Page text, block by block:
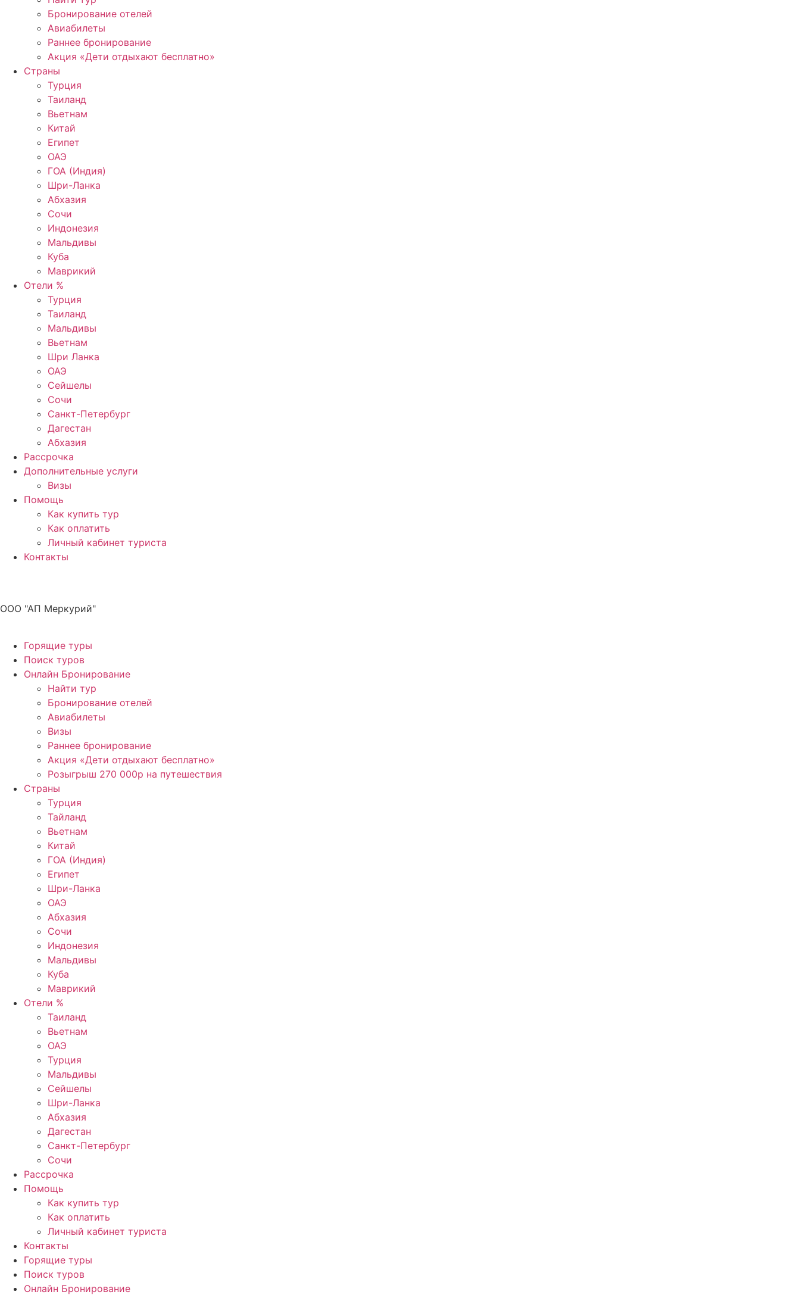
Бронирование отелей
Авиабилеты
Раннее бронирование
Акция «Дети отдыхают бесплатно»
Страны
Турция
Таиланд
Вьетнам
Китай
Египет
ОАЭ
ГОА (Индия)
Шри-Ланка
Абхазия
Сочи
Индонезия
Мальдивы
Куба
Маврикий
Отели %
Турция
Таиланд
Мальдивы
Вьетнам
Шри Ланка
ОАЭ
Сейшелы
Сочи
Санкт-Петербург
Дагестан
Абхазия
Рассрочка
Дополнительные услуги
Визы
Помощь
Как купить тур
Как оплатить
Личный кабинет туриста
Контакты
ООО "АП Меркурий"
Горящие туры
Поиск туров
Онлайн Бронирование
Найти тур
Бронирование отелей
Авиабилеты
Визы
Раннее бронирование
Акция «Дети отдыхают бесплатно»
Розыгрыш 270 000р на путешествия
Страны
Турция
Тайланд
Вьетнам
Китай
ГОА (Индия)
Египет
Шри-Ланка
ОАЭ
Абхазия
Сочи
Индонезия
Мальдивы
Куба
Маврикий
Отели %
Таиланд
Вьетнам
ОАЭ
Турция
Мальдивы
Сейшелы
Шри-Ланка
Абхазия
Дагестан
Санкт-Петербург
Сочи
Рассрочка
Помощь
Как купить тур
Как оплатить
Личный кабинет туриста
Контакты
Горящие туры
Поиск туров
Онлайн Бронирование